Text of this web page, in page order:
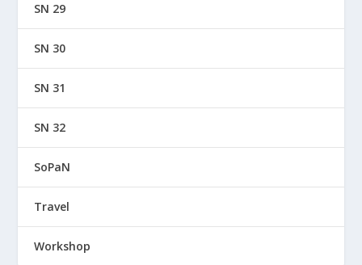
SN 29
SN 30
SN 31
SN 32
SoPaN
Travel
Workshop